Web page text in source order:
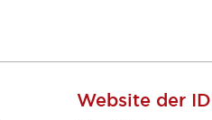
Website der